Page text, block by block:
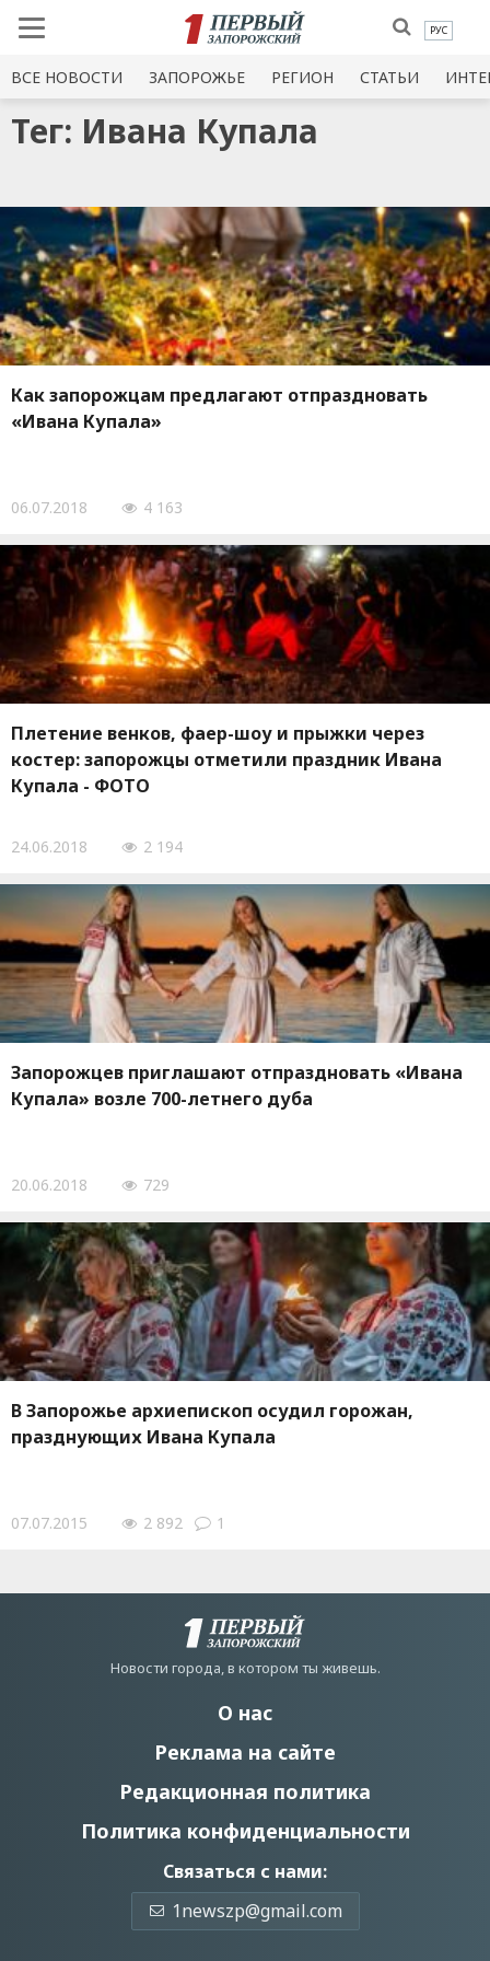
РУС
ВСЕ НОВОСТИ ЗАПОРОЖЬЕ РЕГИОН СТАТЬИ
Тег: Ивана Купала
Как запорожцам предлагают отпраздновать
«Ивана Купала»
06.07.2018 4 163
Плетение венков, фаер-шоу и прыжки через
костер: запорожцы отметили праздник Ивана
Купала - ФОТО
24.06.2018 2 194
Запорожцев приглашают отпраздновать «Ивана
Купала» возле 700-летнего дуба
20.06.2018 729
В Запорожье архиепископ осудил горожан,
празднующих Ивана Купала
07.07.2015 2 892 1
Новости города, в котором ты живешь.
О нас
Реклама на сайте
Редакционная политика
Политика конфиденциальности
Связаться с нами:
1newszp@gmail.com